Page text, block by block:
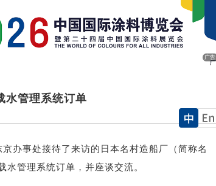
广告
水管理系统订单
办事处接待了来访的日本名村造船厂（简称名
管理系统订单，并座谈交流。